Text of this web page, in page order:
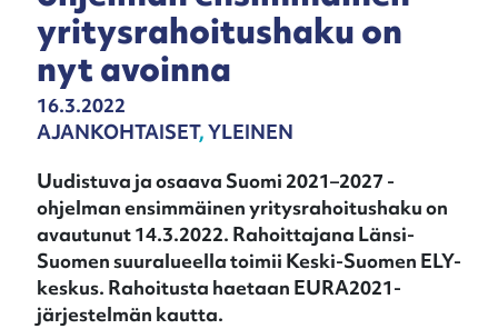
yritysrahoitushaku on
nyt avoinna
16.3.2022
AJANKOHTAISET,YLEINEN
Uudistuva ja osaava Suomi 2021–2027 -
ohjelman ensimmäinen yritysrahoitushaku on
avautunut 14.3.2022. Rahoittajana Länsi-
Suomen suuralueella toimii Keski-Suomen ELY-
keskus. Rahoitusta haetaan EURA2021-
järjestelmän kautta.